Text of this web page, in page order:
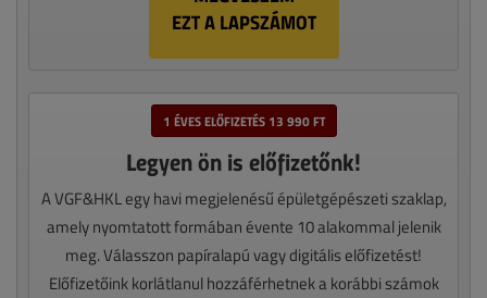
EZT A LAPSZÁMOT
1 ÉVES ELŐFIZETÉS 13 990 FT
Legyen ön is előfizetőnk!
A VGF&HKL egy havi megjelenésű épületgépészeti szaklap,
amely nyomtatott formában évente 10 alakommal jelenik
meg. Válasszon papíralapú vagy digitális előfizetést!
Előfizetőink korlátlanul hozzáférhetnek a korábbi számok